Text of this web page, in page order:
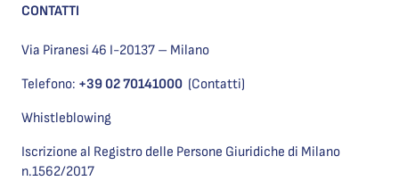
CONTATTI
Via Piranesi 46 I-20137 – Milano
Telefono: +39 02 70141000 (Contatti)
Whistleblowing
Iscrizione al Registro delle Persone Giuridiche di Milano
n.1562/2017